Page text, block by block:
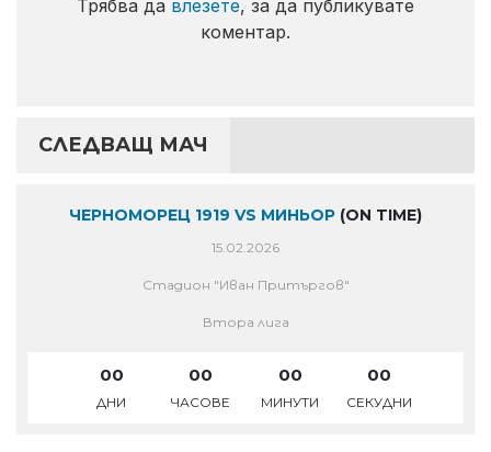
Трябва да влезете, за да публикувате
коментар.
СЛЕДВАЩ МАЧ
ЧЕРНОМОРЕЦ 1919 VS МИНЬОР (ON TIME)
15.02.2026
Стадион "Иван Притъргов"
Втора лига
00
ДНИ
00
ЧАСОВЕ
00
МИНУТИ
00
СЕКУДНИ